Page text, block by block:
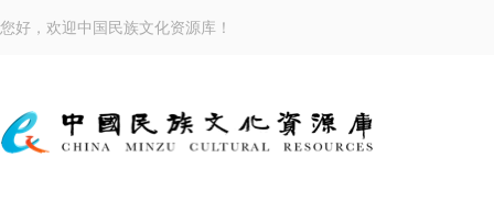
您好，欢迎中国民族文化资源库！